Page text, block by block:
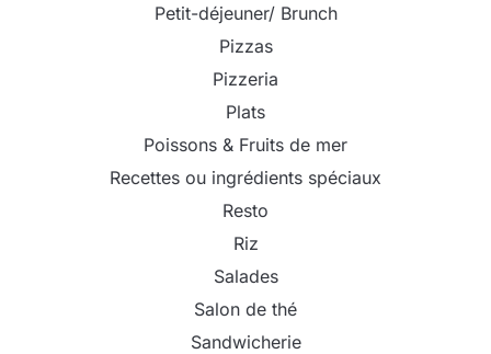
Petit-déjeuner/ Brunch
Pizzas
Pizzeria
Plats
Poissons & Fruits de mer
Recettes ou ingrédients spéciaux
Resto
Riz
Salades
Salon de thé
Sandwicherie